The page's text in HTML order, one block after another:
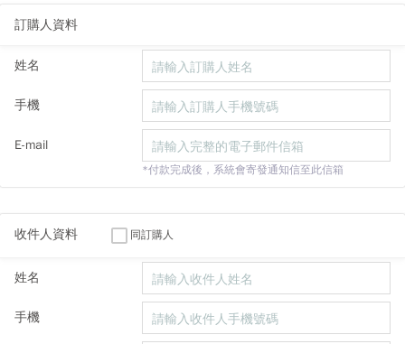
訂購人資料
姓名
手機
E-mail
*付款完成後，系統會寄發通知信至此信箱
收件人資料 同訂購人
姓名
手機